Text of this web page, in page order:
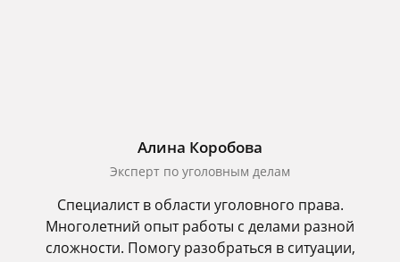
Алина Коробова
Эксперт по уголовным делам
Специалист в области уголовного права.
Многолетний опыт работы с делами разной
сложности. Помогу разобраться в ситуации,